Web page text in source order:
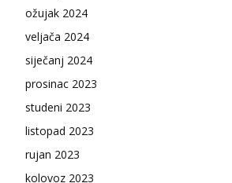
ožujak 2024
veljača 2024
siječanj 2024
prosinac 2023
studeni 2023
listopad 2023
rujan 2023
kolovoz 2023